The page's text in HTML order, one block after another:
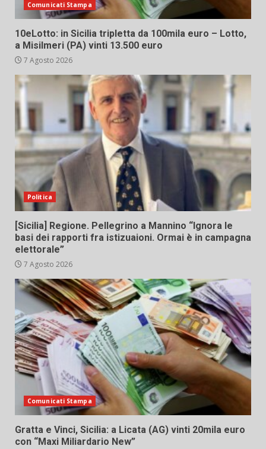
Comunicati Stampa
10eLotto: in Sicilia tripletta da 100mila euro – Lotto,
a Misilmeri (PA) vinti 13.500 euro
7 Agosto 2026
Politica
[Sicilia] Regione. Pellegrino a Mannino “Ignora le
basi dei rapporti fra istizuaioni. Ormai è in campagna
elettorale”
7 Agosto 2026
Comunicati Stampa
Gratta e Vinci, Sicilia: a Licata (AG) vinti 20mila euro
con “Maxi Miliardario New”